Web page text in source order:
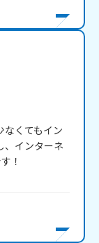
なくてもイン
、インターネ
！